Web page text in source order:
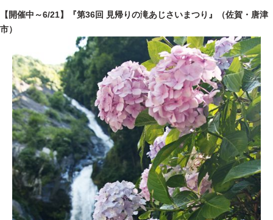
【開催中～6/21】『第36回 見帰りの滝あじさいまつり』（佐賀・唐津
市）